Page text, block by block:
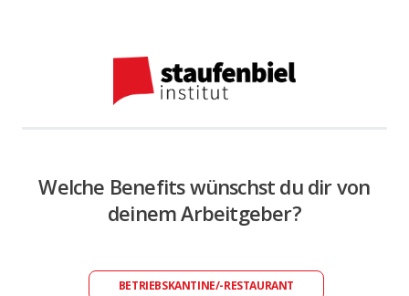
Welche Benefits wünschst du dir von
deinem Arbeitgeber?
BETRIEBSKANTINE/-RESTAURANT